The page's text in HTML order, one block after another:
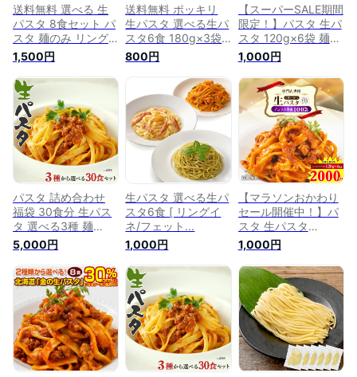
送料無料 選べる 生
パスタ 8食セット パ
スタ 麺のみ リング
イネ フェットチーネ
スパゲティ 生麺 時
短 本格 ポイント消
化 食品 お試し ポイ
ント消費 グルメ 麺
屋 どんまい おすす
め ランキング プレ
ゼン 食べ物
1,500円
送料無料 ポッキリ
生パスタ 選べる生パ
スタ6食 180g×3袋
麺のみ パスタ リン
グイネ フェットチー
ネ スパゲッティ ス
パゲティ パスタ 生
麺 時短 本格 ポイン
ト消化 食品 ポイン
ト消費 麺心 さぬき
麺心 食べ比べ
800円
【スーパーSALE期間
限定！】パスタ 生パ
スタ 120g×6袋 麺の
み 4種から選べる パ
スタ リングイネ フ
ェットチーネ スパゲ
ッティ スパゲティ
送料無料 生麺 時短
本格 個包装 ポイン
ト消化 食品 お試し
グルメ 麺屋 どんま
い ポイント消化 送
料無
1,000円
パスタ 詰め合わせ
福袋 30食分 生パス
タ 選べる3種 麺
180g×15袋 パスタ
リングイネ フェット
チーネ スパゲッティ
スパゲティ 生麺 本
格 グルメ 食品 ポイ
ント利用 大容量 業
務用 送料無料 (北海
道・沖縄・離島
+1500円) どんまい
5,000円
生パスタ 選べる生パ
スタ6食 [ リングイ
ネ/フェット...
1,000円
【マラソンおかわり
セール開催中！】パ
スタ 生パスタ
120g×6袋 麺のみ 4
種から選べる パスタ
リングイネ フェット
チーネ スパゲッティ
スパゲティ 送料無料
生麺 時短 本格 個包
装 ポイント消化 食
品 お試し グルメ 麺
屋 どんまい ポイン
ト消化 送料無
1,000円